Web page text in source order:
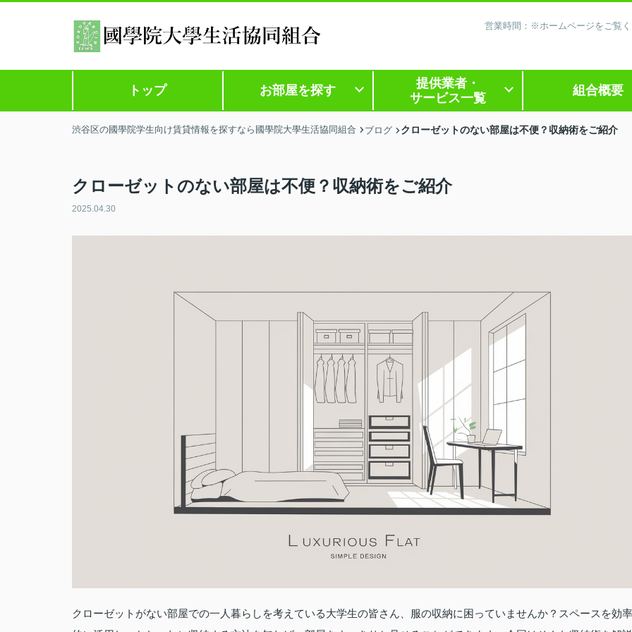
営業時間：※ホームページをご覧
トップ お部屋を探す
提供業者・
サービス一覧
組合概要
渋谷区の國學院学生向け賃貸情報を探すなら國學院大學生活協同組合 ブログ クローゼットのない部屋は不便？収納術をご紹介
クローゼットのない部屋は不便？収納術をご紹介
2025.04.30
クローゼットがない部屋での一人暮らしを考えている大学生の皆さん、服の収納に困っていませんか？スペースを効率